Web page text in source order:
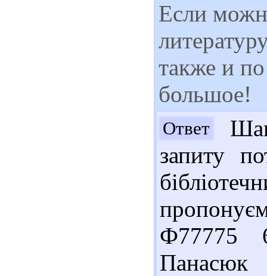
Если
также и
большое!
Ответ
запиту
Ф77775
Панасюк